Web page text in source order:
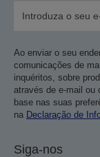
Ao enviar o seu
comunicações de
inquéritos, sobre
através de e-mail ou
base nas suas
na Declaração de
Siga-nos